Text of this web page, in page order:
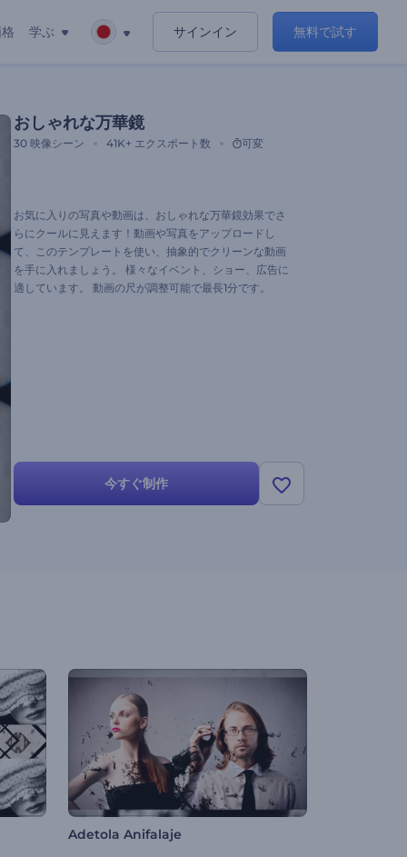
学ぶ サインイン 無料で試す
おしゃれな万華鏡
30 映像シーン 41K+ エクスポート数 可変
お気に入りの写真や動画は、おしゃれな万華鏡効果でさ
らにクールに見えます！動画や写真をアップロードし
て、このテンプレートを使い、抽象的でクリーンな動画
を手に入れましょう。 様々なイベント、ショー、広告に
適しています。 動画の尺が調整可能で最長1分です。
今すぐ制作
Adetola Anifalaje